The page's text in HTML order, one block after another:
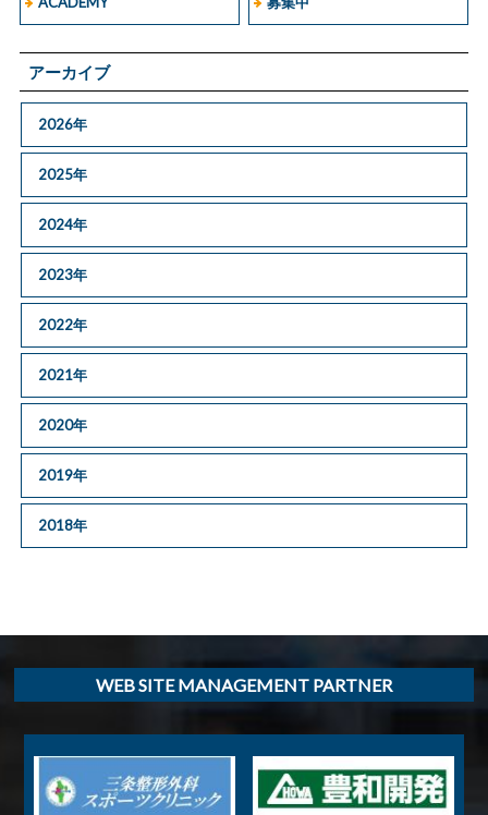
アーカイブ
2026年
2025年
2024年
2023年
2022年
2021年
2020年
2019年
2018年
WEB SITE MANAGEMENT PARTNER